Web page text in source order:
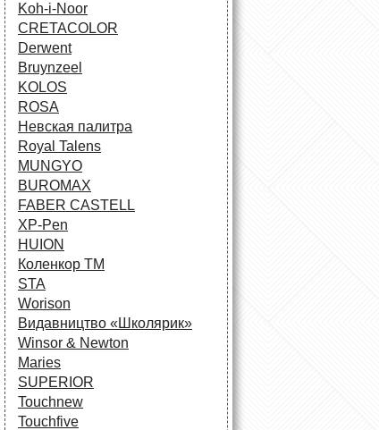
Koh-i-Noor
CRETACOLOR
Derwent
Bruynzeel
KOLOS
ROSA
Невская палитра
Royal Talens
MUNGYO
BUROMAX
FABER CASTELL
XP-Pen
HUION
Коленкор ТМ
STA
Worison
Видавництво «Школярик»
Winsor & Newton
Maries
SUPERIOR
Touchnew
Touchfive